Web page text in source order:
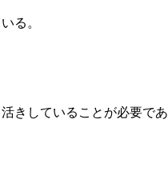
る。
きしていることが必要であ